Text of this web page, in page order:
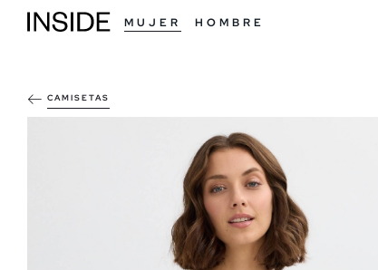
MUJER HOMBRE
CAMISETAS